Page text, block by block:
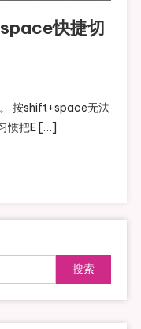
快捷切
按shift+space无法
惯把E […]
搜索